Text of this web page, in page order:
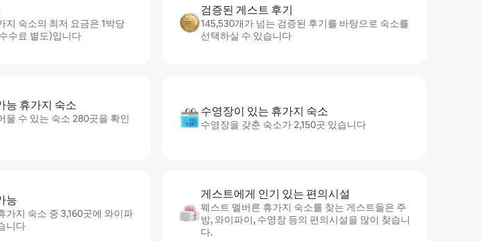
지 숙소의 최저 요금은 1박당
수료 별도)입니다
검증된 게스트 후기
145,530개가 넘는 검증된 후기를 바탕으로 숙소를
선택하실 수 있습니다
능 휴가지 숙소
물 수 있는 숙소 280곳을 확인
수영장이 있는 휴가지 숙소
수영장을 갖춘 숙소가 2,150곳 있습니다
능
가지 숙소 중 3,160곳에 와이파
니다
게스트에게 인기 있는 편의시설
웨스트 멜버른 휴가지 숙소를 찾는 게스트들은 주
방, 와이파이, 수영장 등의 편의시설을 많이 찾습니
다.